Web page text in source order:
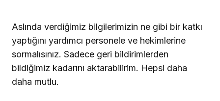
Aslında verdiğimiz bilgilerimizin ne gibi bir katkı
yaptığını yardımcı personele ve hekimlerine
sormalısınız. Sadece geri bildirimlerden
bildiğimiz kadarını aktarabilirim. Hepsi daha
daha mutlu.